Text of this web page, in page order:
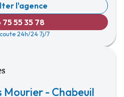
l'agence
75 55 35 78
24h/24 7j/7
Mourier - Chabeuil